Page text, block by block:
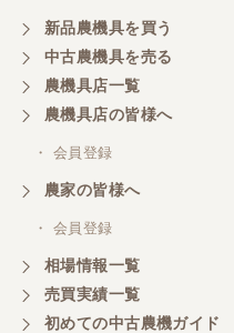
新品農機具を買う
中古農機具を売る
農機具店一覧
農機具店の皆様へ
・ 会員登録
農家の皆様へ
・ 会員登録
相場情報一覧
売買実績一覧
初めての中古農機ガイド